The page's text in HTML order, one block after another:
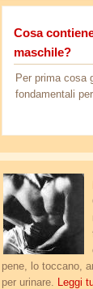
Cosa
maschile?
Per prima cosa
fondamentali
pene, lo toccano,
per urinare. Leggi